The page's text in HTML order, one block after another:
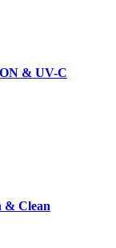
& UV-C
& Clean